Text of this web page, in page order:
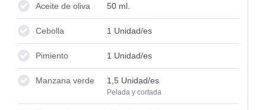
Aceite de oliva 50ml.
Cebolla 1 Unidad/es
Pimiento 1 Unidad/es
Manzana verde 1,5Unidad/es
Pelada y cortada